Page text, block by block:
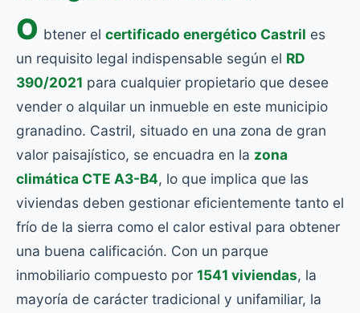
O btener el certificado energético Castril es
un requisito legal indispensable según el RD
390/2021 para cualquier propietario que desee
vender o alquilar un inmueble en este municipio
granadino. Castril, situado en una zona de gran
valor paisajístico, se encuadra en la zona
climática CTE A3-B4, lo que implica que las
viviendas deben gestionar eficientemente tanto el
frío de la sierra como el calor estival para obtener
una buena calificación. Con un parque
inmobiliario compuesto por 1541 viviendas, la
mayoría de carácter tradicional y unifamiliar, la